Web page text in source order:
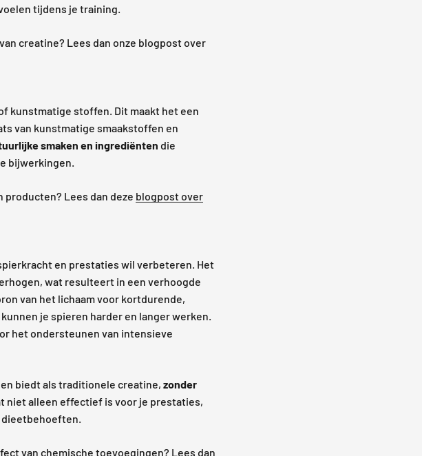
tijdens je training.
creatine? Lees dan onze blogpost over
kunstmatige stoffen. Dit maakt het een
van kunstmatige smaakstoffen en
smaken en ingrediënten die
bijwerkingen.
producten? Lees dan deze blogpost over
en prestaties wil verbeteren. Het
wat resulteert in een verhoogde
van het lichaam voor kortdurende,
je spieren harder en langer werken.
het ondersteunen van intensieve
biedt als traditionele creatine, zonder
niet alleen effectief is voor je prestaties,
van chemische toevoegingen? Lees dan